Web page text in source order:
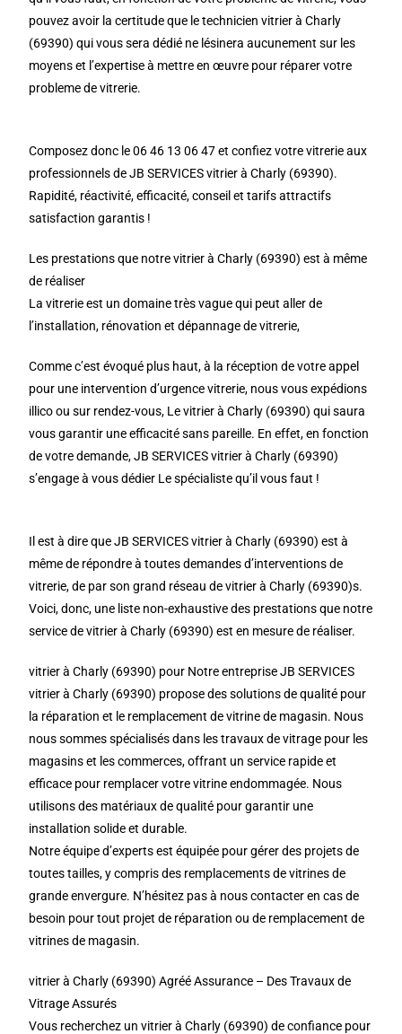
pouvez avoir la certitude que le technicien vitrier à Charly
(69390) qui vous sera dédié ne lésinera aucunement sur les
moyens et l’expertise à mettre en œuvre pour réparer votre
probleme de vitrerie.
Composez donc le 06 46 13 06 47 et confiez votre vitrerie aux
professionnels de JB SERVICES vitrier à Charly (69390).
Rapidité, réactivité, efficacité, conseil et tarifs attractifs
satisfaction garantis !
Les prestations que notre vitrier à Charly (69390) est à même
de réaliser
La vitrerie est un domaine très vague qui peut aller de
l’installation, rénovation et dépannage de vitrerie,
Comme c’est évoqué plus haut, à la réception de votre appel
pour une intervention d’urgence vitrerie, nous vous expédions
illico ou sur rendez-vous, Le vitrier à Charly (69390) qui saura
vous garantir une efficacité sans pareille. En effet, en fonction
de votre demande, JB SERVICES vitrier à Charly (69390)
s’engage à vous dédier Le spécialiste qu’il vous faut !
Il est à dire que JB SERVICES vitrier à Charly (69390) est à
même de répondre à toutes demandes d’interventions de
vitrerie, de par son grand réseau de vitrier à Charly (69390)s.
Voici, donc, une liste non-exhaustive des prestations que notre
service de vitrier à Charly (69390) est en mesure de réaliser.
vitrier à Charly (69390) pour Notre entreprise JB SERVICES
vitrier à Charly (69390) propose des solutions de qualité pour
la réparation et le remplacement de vitrine de magasin. Nous
nous sommes spécialisés dans les travaux de vitrage pour les
magasins et les commerces, offrant un service rapide et
efficace pour remplacer votre vitrine endommagée. Nous
utilisons des matériaux de qualité pour garantir une
installation solide et durable.
Notre équipe d’experts est équipée pour gérer des projets de
toutes tailles, y compris des remplacements de vitrines de
grande envergure. N’hésitez pas à nous contacter en cas de
besoin pour tout projet de réparation ou de remplacement de
vitrines de magasin.
vitrier à Charly (69390) Agréé Assurance – Des Travaux de
Vitrage Assurés
Vous recherchez un vitrier à Charly (69390) de confiance pour